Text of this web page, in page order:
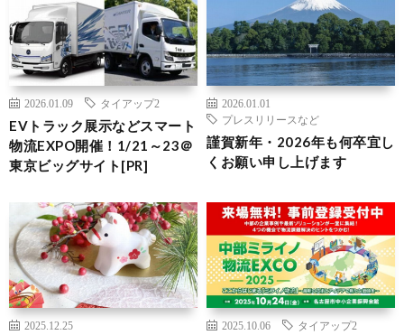
2026.01.09 タイアップ2
EVトラック展示などスマート
物流EXPO開催！1/21～23＠
東京ビッグサイト[PR]
2026.01.01
プレスリリースなど
謹賀新年・2026年も何卒宜し
くお願い申し上げます
2025.12.25
2025.10.06 タイアップ2